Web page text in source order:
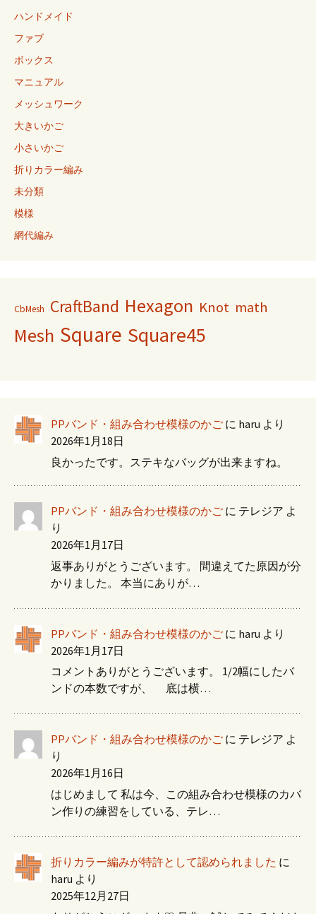
ハンドメイド
ファブ
ボックス
マニュアル
メッシュワーク
大きいかご
小さいかご
折りカラー編み
未分類
模様
網代編み
CbMesh CraftBand Hexagon Knot math
Mesh Square Square45
PPバンド・組み合わせ模様のかご に haru より
2026年1月18日
良かったです。ステキなバッグが出来ますね。
PPバンド・組み合わせ模様のかご に テレジア よ
り
2026年1月17日
返事ありがとうございます。 間違えてた原因が分
かりました。 本当にありが…
PPバンド・組み合わせ模様のかご に haru より
2026年1月17日
コメントありがとうございます。 1/2幅にしたバ
ンドの本数ですが、 底は横…
PPバンド・組み合わせ模様のかご に テレジア よ
り
2026年1月16日
はじめまして 私は今、この組み合わせ模様のカバ
ン作りの練習をしている、テレ…
折りカラー編みが特許として認められました に
haru より
2025年12月27日